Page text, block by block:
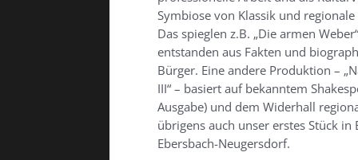
Symbiose von Klassik und regionale
Das spieglen z.B. „Die armen
entstanden aus Fakten und
Bürger. Eine andere Produktion –
III“ – basiert auf bekanntem
Ausgabe) und dem Widerhall
übrigens auch unser erstes Stück
Ebersbach-Neugersdorf.